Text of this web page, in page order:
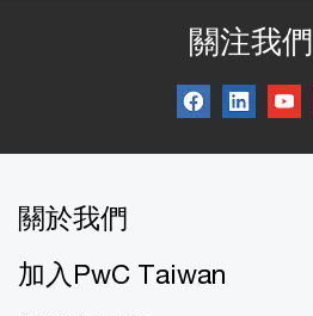
關注我們
關於我們
加入PwC Taiwan